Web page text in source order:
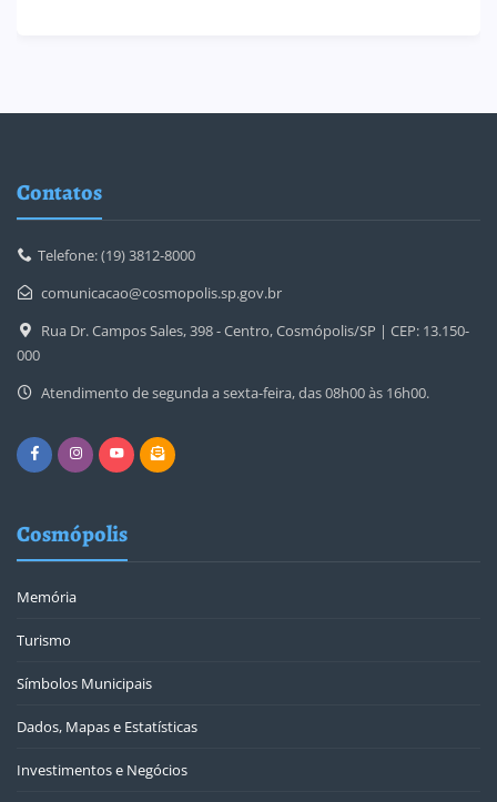
Contatos
Telefone: (19) 3812-8000
comunicacao@cosmopolis.sp.gov.br
Rua Dr. Campos Sales, 398 - Centro, Cosmópolis/SP | CEP: 13.150-
000
Atendimento de segunda a sexta-feira, das 08h00 às 16h00.
Cosmópolis
Memória
Turismo
Símbolos Municipais
Dados, Mapas e Estatísticas
Investimentos e Negócios